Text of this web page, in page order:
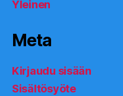
Yleinen
Meta
Kirjaudu sisään
Sisältösyöte